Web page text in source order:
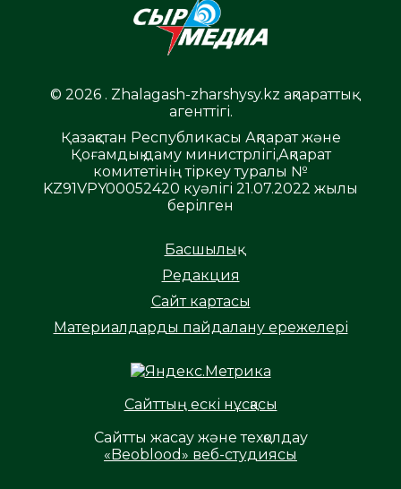
© 2026 . Zhalagash-zharshysy.kz ақпараттық
агенттігі.
Қазақстан Республикасы Ақпарат және
Қоғамдық даму министрлігі,Ақпарат
комитетінің тіркеу туралы №
KZ91VPY00052420 куәлігі 21.07.2022 жылы
берілген
Басшылық
Редакция
Сайт картасы
Материалдарды пайдалану ережелері
Сайттың ескі нұсқасы
Сайтты жасау және техқолдау
«Beoblood» веб-студиясы